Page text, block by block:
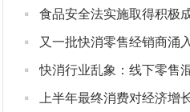
· 食品安全法实施取得积极
· 又一批快消零售经销商涌
·
· 上半年最终消费对经济增